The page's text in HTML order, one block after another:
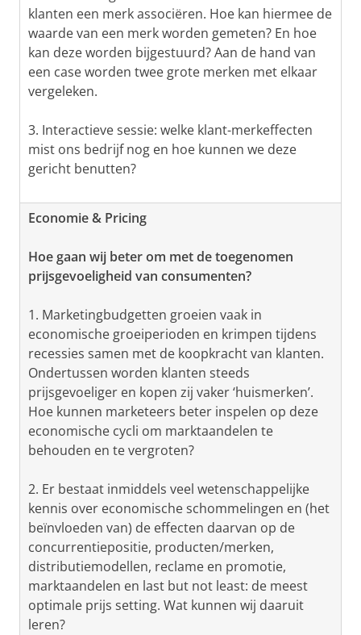
klanten een merk associëren. Hoe kan hiermee de
waarde van een merk worden gemeten? En hoe
kan deze worden bijgestuurd? Aan de hand van
een case worden twee grote merken met elkaar
vergeleken.
3. Interactieve sessie: welke klant-merkeffecten
mist ons bedrijf nog en hoe kunnen we deze
gericht benutten?
Economie & Pricing
Hoe gaan wij beter om met de toegenomen
prijsgevoeligheid van consumenten?
1. Marketingbudgetten groeien vaak in
economische groeiperioden en krimpen tijdens
recessies samen met de koopkracht van klanten.
Ondertussen worden klanten steeds
prijsgevoeliger en kopen zij vaker ‘huismerken’.
Hoe kunnen marketeers beter inspelen op deze
economische cycli om marktaandelen te
behouden en te vergroten?
2. Er bestaat inmiddels veel wetenschappelijke
kennis over economische schommelingen en (het
beïnvloeden van) de effecten daarvan op de
concurrentiepositie, producten/merken,
distributiemodellen, reclame en promotie,
marktaandelen en last but not least: de meest
optimale prijs setting. Wat kunnen wij daaruit
leren?